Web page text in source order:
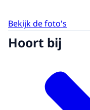
Bekijk de foto's
Hoort bij